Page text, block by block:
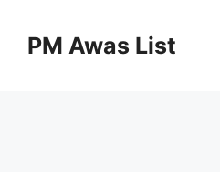
PM Awas List